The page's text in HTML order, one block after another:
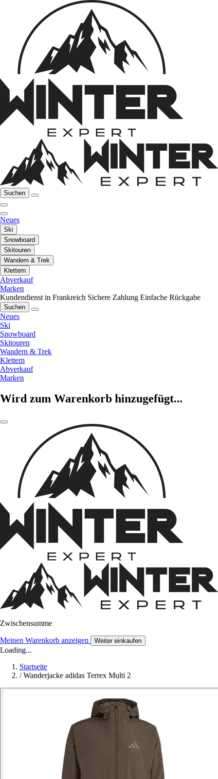
Suchen
Neues
Ski
Snowboard
Skitouren
Wandern & Trek
Klettern
Abverkauf
Marken
Kundendienst in Frankreich Sichere Zahlung Einfache Rückgabe
Suchen
Neues
Ski
Snowboard
Skitouren
Wandern & Trek
Klettern
Abverkauf
Marken
Wird zum Warenkorb hinzugefügt...
Zwischensumme
Meinen Warenkorb anzeigen Weiter einkaufen
Loading...
Startseite
/ Wanderjacke adidas Terrex Multi 2